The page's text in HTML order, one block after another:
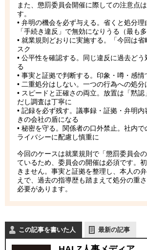
また、懲罰委員会開催に際しての注意点
す。
• 弁明の機会を必ず与える。省くと処分理
「手続き違反」で無効になりうる（最も多
• 就業規則どおりに実施する。「今回は省
スク
• 公平性を確認する。同じ違反に過去ど
る
• 事実と証拠で判断する。印象・噂・感
• 二重処分はしない。一つの行為への処分
• スピードと正確さの両立。放置は「黙
だし調査は丁寧に
• 記録を必ず残す。議事録・証拠・弁明内
きの会社の盾になる
• 秘密を守る。関係者の口外禁止。社内
ライバシーに配慮し慎重に
今回のケースは就業規則で「懲罰委員会
ているため、委員会の開催は必須です。
きません。事実と証拠を整理し、本人の
えで、過去の指導歴も踏まえて処分の重
必要があります。
この記事を書いた人 最新の記事